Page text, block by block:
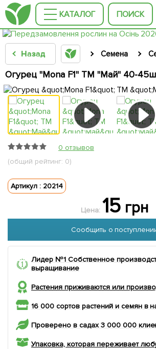
КАТАЛОГ ПОИСК
Назад Семена
Огурец "Mona F1" ТМ "Май" 40-
0 отзывов
(общий рейтинг: 0)
Артикул : 20214
Цена: 15грн
Сообщить о
Лидер №1 Собственное
выращивание
Растения приживаются или
16 000 сортов растений и семян в
Проверено в садах 3 000 000
Упаковка, которая переживает